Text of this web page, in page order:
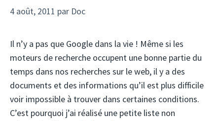
4 août, 2011 par Doc
Il n’y a pas que Google dans la vie ! Même si les
moteurs de recherche occupent une bonne partie du
temps dans nos recherches sur le web, il y a des
documents et des informations qu’il est plus difficile
voir impossible à trouver dans certaines conditions.
C’est pourquoi j’ai réalisé une petite liste non